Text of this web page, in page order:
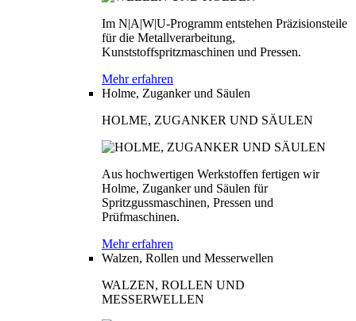
Im N|A|W|U-Programm entstehen Präzisionsteile
für die Metallverarbeitung,
Kunststoffspritzmaschinen und Pressen.
Mehr erfahren
Holme, Zuganker und Säulen
HOLME, ZUGANKER UND SÄULEN
Aus hochwertigen Werkstoffen fertigen wir
Holme, Zuganker und Säulen für
Spritzgussmaschinen, Pressen und
Prüfmaschinen.
Mehr erfahren
Walzen, Rollen und Messerwellen
WALZEN, ROLLEN UND
MESSERWELLEN